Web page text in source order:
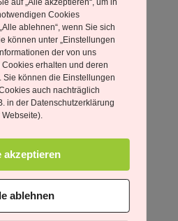
Namaha * Mögen die
Leben sich auflösen.
auf „Alle akzeptieren“, um in
Cookies
ablehnen“, wenn Sie sich
können unter „Einstellungen
der von uns
erhalten und deren
Sie können die Einstellungen
auch nachträglich
in der Datenschutzerklärung
akzeptieren
ablehnen